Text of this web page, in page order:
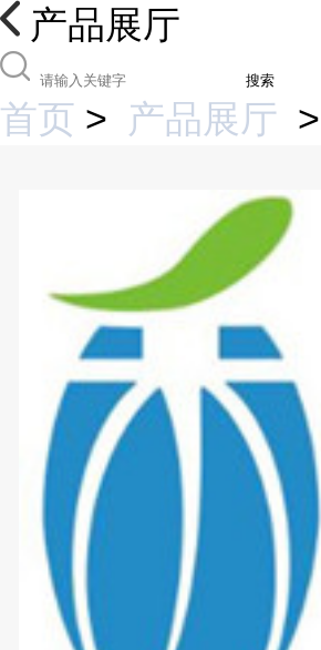
产品展厅
搜索
首页 > 产品展厅 >